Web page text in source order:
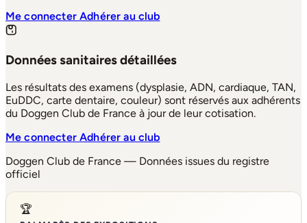
Me connecterAdhérer au club
Données sanitaires détaillées
Les résultats des examens (dysplasie, ADN, cardiaque, TAN,
EuDDC, carte dentaire, couleur) sont réservés aux adhérents
du Doggen Club de France à jour de leur cotisation.
Me connecterAdhérer au club
Doggen Club de France — Données issues du registre
officiel
🏆